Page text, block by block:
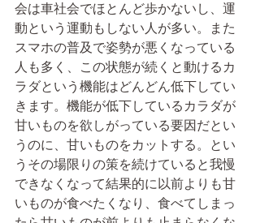
会は車社会でほとんど歩かないし、運
動という運動もしない人が多い。また
スマホの普及で姿勢が悪くなっている
人も多く、この状態が続くと動けるカ
ラダという機能はどんどん低下してい
きます。機能が低下しているカラダが
甘いものを欲しがっている要因だとい
うのに、甘いものをカットする。とい
うその場限りの策を続けていると我慢
できなくなって結果的に以前よりも甘
いものが食べたくなり、食べてしまっ